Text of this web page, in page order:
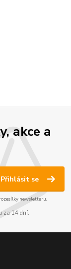
akce a
Přihlásit se
newsletteru.
za 14 dní.